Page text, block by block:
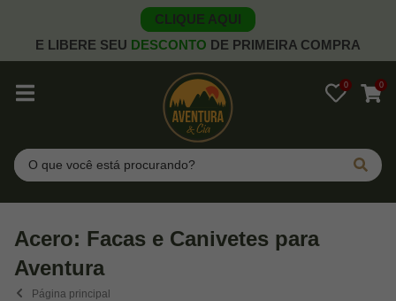
CLIQUE AQUI
E LIBERE SEU DESCONTO DE PRIMEIRA COMPRA
0 0
Pesquisar
Acero: Facas e Canivetes para
Aventura
Página principal